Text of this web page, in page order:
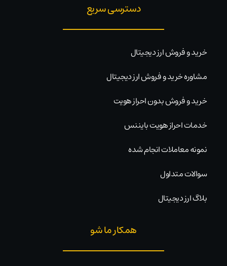
دسترسی سریع
خرید و فروش ارز دیجیتال
مشاوره خرید و فروش ارز دیجیتال
خرید و فروش بدون احراز هویت
خدمات احراز هویت بایننس
نمونه معاملات انجام شده
سوالات متداول
بلاگ ارز دیجیتال
همکار ما شو